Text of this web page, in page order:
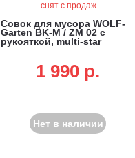
снят с продаж
Совок для мусора WOLF-
Garten BK-M / ZM 02 с
рукояткой, multi-star
1 990 p.
Нет в наличии